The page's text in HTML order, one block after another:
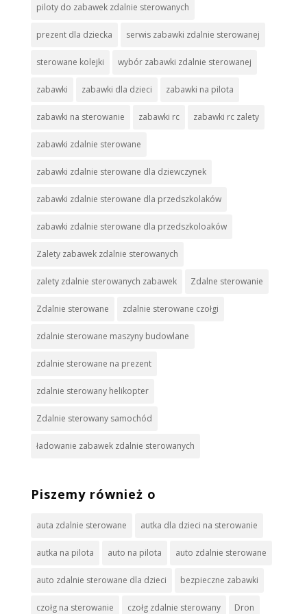
piloty do zabawek zdalnie sterowanych
prezent dla dziecka serwis zabawki zdalnie sterowanej
sterowane kolejki wybór zabawki zdalnie sterowanej
zabawki zabawki dla dzieci zabawki na pilota
zabawki na sterowanie zabawki rc zabawki rc zalety
zabawki zdalnie sterowane
zabawki zdalnie sterowane dla dziewczynek
zabawki zdalnie sterowane dla przedszkolaków
zabawki zdalnie sterowane dla przedszkoloaków
Zalety zabawek zdalnie sterowanych
zalety zdalnie sterowanych zabawek Zdalne sterowanie
Zdalnie sterowane zdalnie sterowane czołgi
zdalnie sterowane maszyny budowlane
zdalnie sterowane na prezent
zdalnie sterowany helikopter
Zdalnie sterowany samochód
ładowanie zabawek zdalnie sterowanych
Piszemy również o
auta zdalnie sterowane autka dla dzieci na sterowanie
autka na pilota auto na pilota auto zdalnie sterowane
auto zdalnie sterowane dla dzieci bezpieczne zabawki
czołg na sterowanie czołg zdalnie sterowany Dron